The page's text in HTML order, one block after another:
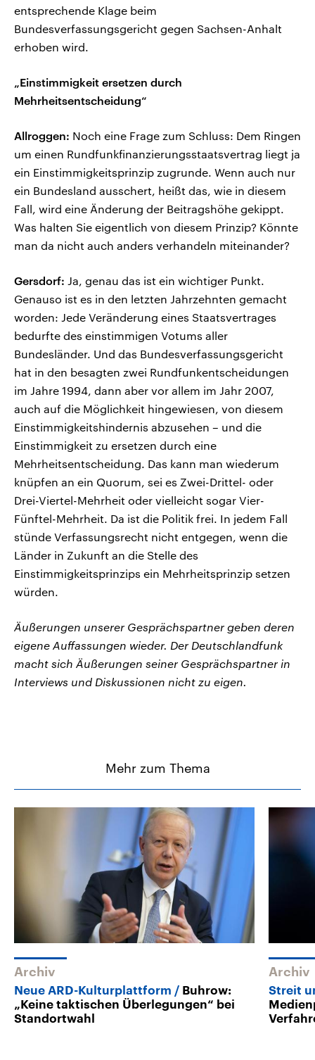
entsprechende Klage beim
Bundesverfassungsgericht gegen Sachsen-Anhalt
erhoben wird.
„Einstimmigkeit ersetzen durch
Mehrheitsentscheidung“
Allroggen: Noch eine Frage zum Schluss: Dem Ringen
um einen Rundfunkfinanzierungsstaatsvertrag liegt ja
ein Einstimmigkeitsprinzip zugrunde. Wenn auch nur
ein Bundesland ausschert, heißt das, wie in diesem
Fall, wird eine Änderung der Beitragshöhe gekippt.
Was halten Sie eigentlich von diesem Prinzip? Könnte
man da nicht auch anders verhandeln miteinander?
Gersdorf: Ja, genau das ist ein wichtiger Punkt.
Genauso ist es in den letzten Jahrzehnten gemacht
worden: Jede Veränderung eines Staatsvertrages
bedurfte des einstimmigen Votums aller
Bundesländer. Und das Bundesverfassungsgericht
hat in den besagten zwei Rundfunkentscheidungen
im Jahre 1994, dann aber vor allem im Jahr 2007,
auch auf die Möglichkeit hingewiesen, von diesem
Einstimmigkeitshindernis abzusehen – und die
Einstimmigkeit zu ersetzen durch eine
Mehrheitsentscheidung. Das kann man wiederum
knüpfen an ein Quorum, sei es Zwei-Drittel- oder
Drei-Viertel-Mehrheit oder vielleicht sogar Vier-
Fünftel-Mehrheit. Da ist die Politik frei. In jedem Fall
stünde Verfassungsrecht nicht entgegen, wenn die
Länder in Zukunft an die Stelle des
Einstimmigkeitsprinzips ein Mehrheitsprinzip setzen
würden.
Äußerungen unserer Gesprächspartner geben deren
eigene Auffassungen wieder. Der Deutschlandfunk
macht sich Äußerungen seiner Gesprächspartner in
Interviews und Diskussionen nicht zu eigen.
Mehr zum Thema
Archiv
Neue ARD-Kulturplattform
Buhrow:
„Keine taktischen Überlegungen“ bei
Standortwahl
Archiv
Streit